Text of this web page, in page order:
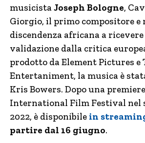
musicistaJoseph Bologne,
Giorgio, il primo compositore e
discendenza africana a
validazione dalla critica
prodotto da Element Pictures e
Entertaniment, la musica è
Kris Bowers. Dopo una
International Film Festival nel
2022, è disponibile in
partire dal 16 giugno.